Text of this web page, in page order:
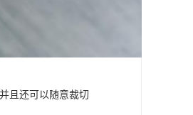
且还可以随意裁切